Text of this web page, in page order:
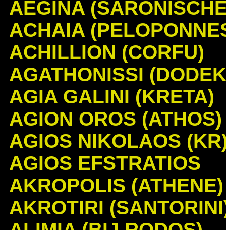
AEGINA
ACHAIA
ACHILLION (CORFU)
AGATHONISSI
AGIA GALINI (KRETA)
AGION OROS (ATHOS)
AGIOS NIKOLAOS
AGIOS EFSTRATIOS
AKROPOLIS (ATHENE)
AKROTIRI